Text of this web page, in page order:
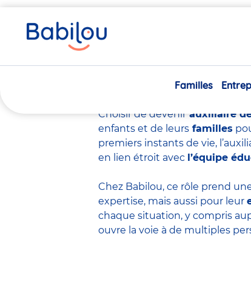
Familles
êtes
ici
Choisir de devenirauxiliaire
enfants et de leurs familles
premiers instants de vie,
en lien étroit avec l’équipe
Chez Babilou, ce rôle prend
expertise, mais aussi pour leur
chaque situation, y compris
ouvre la voie à de multiples